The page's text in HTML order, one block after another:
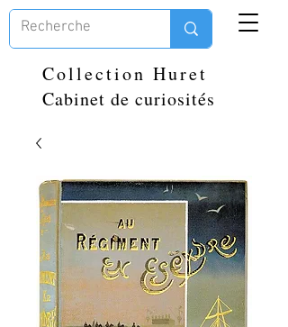
Collection Huret
Cabinet de curiosités